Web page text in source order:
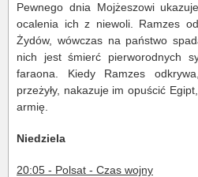
Pewnego dnia Mojżeszowi
ocalenia ich z niewoli. Ramzes
Żydów, wówczas na państwo
nich jest śmierć pierworodnych
faraona. Kiedy Ramzes
przeżyły, nakazuje im opuścić
armię.
Niedziela
20:05 - Polsat - Czas wojny